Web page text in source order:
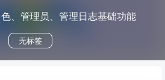
、管理员、管理日志基础功能
无标签